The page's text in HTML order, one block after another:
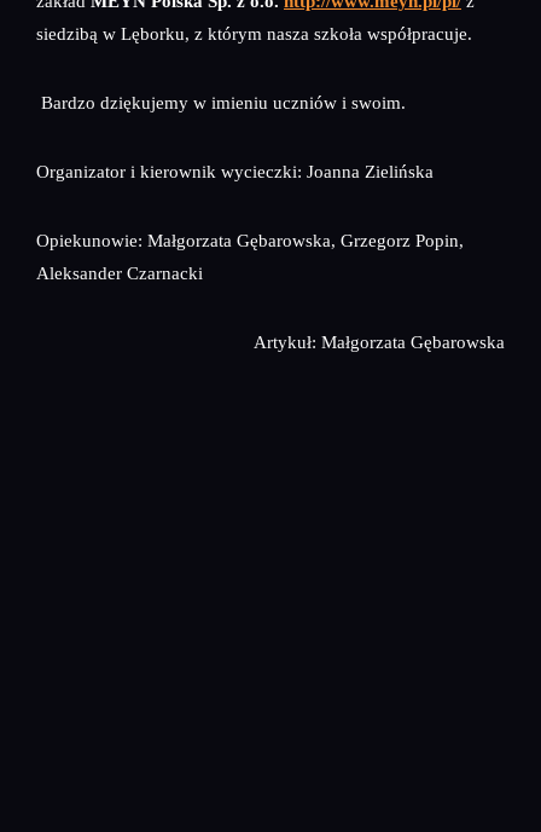
siedzibą w Lęborku, z którym nasza szkoła współpracuje.
Bardzo dziękujemy w imieniu uczniów i swoim.
Organizator i kierownik wycieczki: Joanna Zielińska
Opiekunowie: Małgorzata Gębarowska, Grzegorz Popin,
Aleksander Czarnacki
Artykuł: Małgorzata Gębarowska